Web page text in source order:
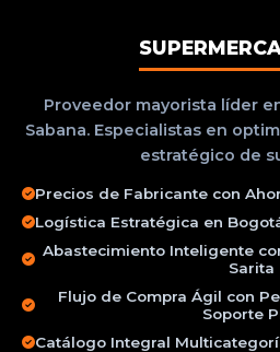
Proveedor mayorista líder
Sabana. Especialistas en
estratégico de
Precios de Fabricante con
Logística Estratégica en
Abastecimiento Inteligente
Sarita
Flujo de Compra Ágil con
Soporte
Catálogo Integral